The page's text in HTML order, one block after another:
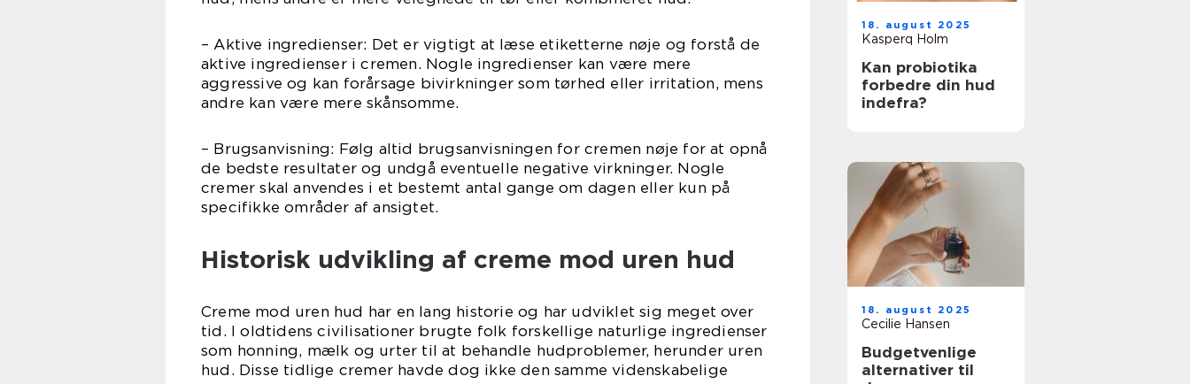
– Aktive ingredienser: Det er vigtigt at læse etiketterne nøje og forstå de
aktive ingredienser i cremen. Nogle ingredienser kan være mere
aggressive og kan forårsage bivirkninger som tørhed eller irritation, mens
andre kan være mere skånsomme.
– Brugsanvisning: Følg altid brugsanvisningen for cremen nøje for at opnå
de bedste resultater og undgå eventuelle negative virkninger. Nogle
cremer skal anvendes i et bestemt antal gange om dagen eller kun på
specifikke områder af ansigtet.
Historisk udvikling af creme mod uren hud
Creme mod uren hud har en lang historie og har udviklet sig meget over
tid. I oldtidens civilisationer brugte folk forskellige naturlige ingredienser
som honning, mælk og urter til at behandle hudproblemer, herunder uren
hud. Disse tidlige cremer havde dog ikke den samme videnskabelige
18. august 2025
Kasperq Holm
Kan probiotika
forbedre din hud
indefra?
18. august 2025
Cecilie Hansen
Budgetvenlige
alternativer til